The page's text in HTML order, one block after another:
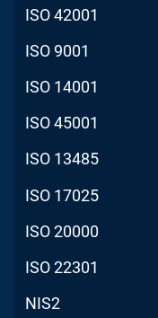
ISO 42001
ISO 9001
ISO 14001
ISO 45001
ISO 13485
ISO 17025
ISO 20000
ISO 22301
NIS2